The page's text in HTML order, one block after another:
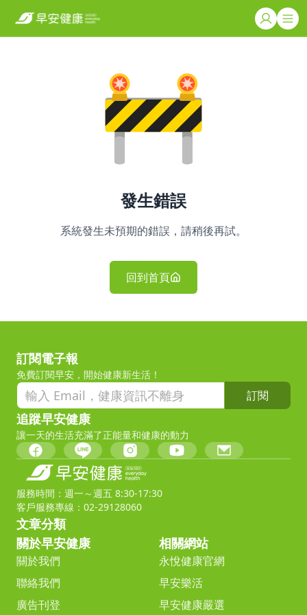
發生錯誤
系統發生未預期的錯誤，請稍後再試。
回到首頁
訂閱電子報
免費訂閱早安，開始健康新生活！
訂閱
追蹤早安健康
讓一天的生活充滿了正能量和健康的動力
服務時間：週一～週五 8:30-17:30
客戶服務專線：02-29128060
文章分類
關於早安健康
關於我們
聯絡我們
廣告刊登
相關網站
永悅健康官網
早安樂活
早安健康嚴選